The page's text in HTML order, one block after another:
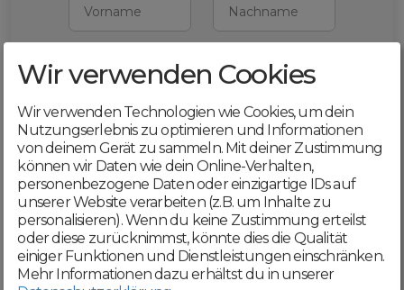
Vorname Nachname
E-Mail
Mit deiner Registrierung bestätigst du,
dass du dieAGBund
Datenschutzerklärung akzeptierst
Weiter
Wir verwenden Cookies
Wir verwenden Technologien wie Cookies, um dein
Nutzungserlebnis zu optimieren und Informationen
von deinem Gerät zu sammeln. Mit deiner Zustimmung
können wir Daten wie dein Online-Verhalten,
personenbezogene Daten oder einzigartige IDs auf
unserer Website verarbeiten (z.B. um Inhalte zu
personalisieren). Wenn du keine Zustimmung erteilst
oder diese zurücknimmst, könnte dies die Qualität
einiger Funktionen und Dienstleistungen einschränken.
Mehr Informationen dazu erhältst du in unserer